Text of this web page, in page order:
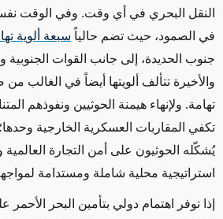
النقل البحري في أي وقت. وفي الوقت
في الصمود، حيث تضم حالياً سبعة ألوية
جنوب الحديدة، إلى جانب القوات
والأخيرة تتألف ألويتها أيضاً في الغالب
تهامة. ولإنهاء هيمنة الحوثيين ونفوذهم
تكفي المقاربات العسكرية الخارجية
يُشكّله الحوثيون على أمن التجارة
استراتيجية محلية شاملة ومستدامة
إذا توفر اهتمام دولي بتأمين البحر